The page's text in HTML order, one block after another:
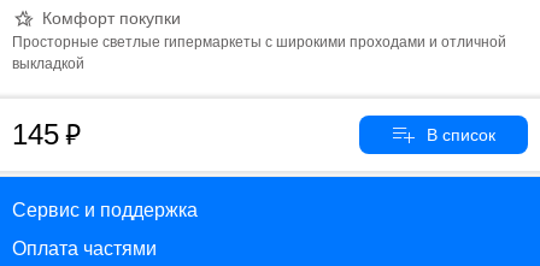
Комфорт покупки
Просторные светлые гипермаркеты с широкими проходами и отличной
выкладкой
145
Сервис и поддержка
Оплата частями